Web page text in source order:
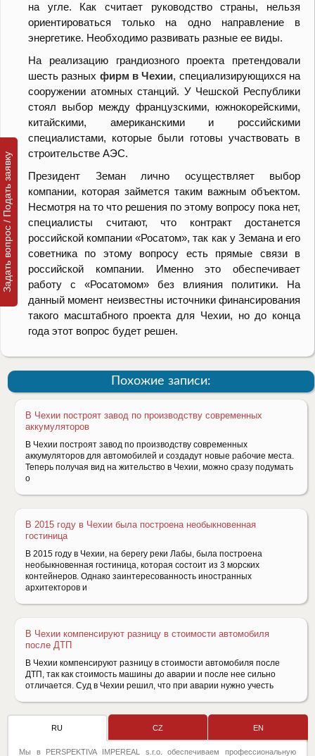
на угле. Как считает руководство страны, нельзя
ориентироваться только на одно направление в
энергетике. Необходимо развивать разные ее виды.
На реализацию грандиозного проекта претендовали
шесть разных фирм в Чехии, специализирующихся на
сооружении атомных станций. У Чешской Республики
стоял выбор между французскими, южнокорейскими,
китайскими, американскими и российскими
специалистами, которые были готовы участвовать в
строительстве АЭС.
Президент Земан лично осуществляет выбор
компании, которая займется таким важным объектом.
Несмотря на то что решения по этому вопросу пока нет,
специалисты считают, что контракт достанется
российской компании «Росатом», так как у Земана и его
советника по этому вопросу есть прямые связи в
российской компании. Именно это обеспечивает
работу с «Росатомом» без влияния политики. На
данный момент неизвестны источники финансирования
такого масштабного проекта для Чехии, но до конца
года этот вопрос будет решен.
Похожие записи:
В Чехии построят завод по производству современных
аккумуляторов
В Чехии построят завод по производству современных
аккумуляторов для автомобилей и создадут новые рабочие места.
Теперь получая вид на жительство в Чехии, можно сразу подумать
о
В 2015 году в Чехии была построена необыкновенная
гостиница
В 2015 году в Чехии, на берегу реки Лабы, была построена
необыкновенная гостиница, которая состоит из 3 морских
контейнеров. Однако заинтересованность иностранных
архитекторов и
В Чехии компенсируют разницу в стоимости автомобиля
после ДТП
В Чехии компенсируют разницу в стоимости автомобиля после
ДТП, так как стоимость машины до аварии и после нее сильно
отличается. Суд в Чехии решил, что при аварии нужно учесть
Задать вопрос / Подать заявку
RU CZ EN
Мы в PERSPEKTIVA IMPEREAL s.r.o. обеспечиваем профессиональную